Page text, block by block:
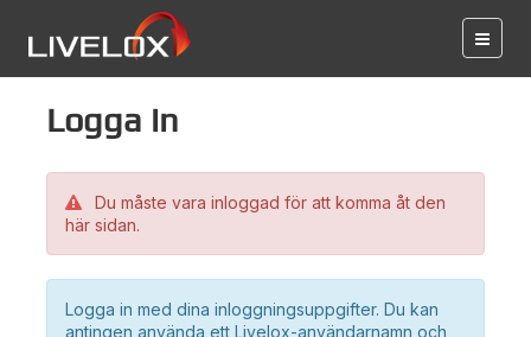
Logga in
Du måste vara inloggad för att komma åt den
här sidan.
Logga in med dina inloggningsuppgifter. Du kan
antingen använda ett Livelox-användarnamn och